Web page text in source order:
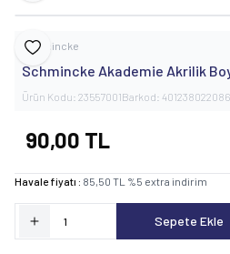
Favoriye Ekle
Schmincke
Schmincke Akademie Akrilik
Ürün Kodu: 23557001Barkod:
90,00 TL
Havale fiyatı : 85,50 TL %5 extra indirim
Sepete Ekle